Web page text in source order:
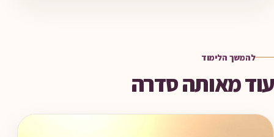
להמשך הלימוד
עוד מאותה סדרה